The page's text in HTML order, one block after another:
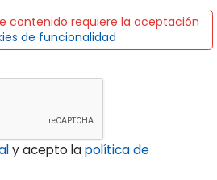
contenido requiere la aceptación
de funcionalidad
y acepto lapolítica de